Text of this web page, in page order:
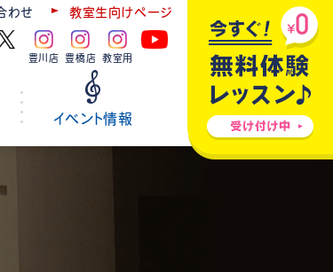
わせ 教室生向けページ
豊川店 豊橋店 教室用
イベント情報